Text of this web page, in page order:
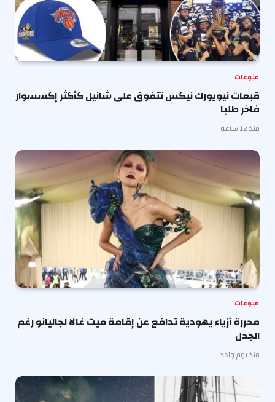
منوعات
قبعات نيويورك نيكس تتفوق على شانيل كأكثر إكسسوار
فاخر طلبا
منذ 12 ساعة
منوعات
محررة أزياء يهودية تدافع عن إقامة ميت غالا لجاليانو رغم
الجدل
منذ يوم واحد